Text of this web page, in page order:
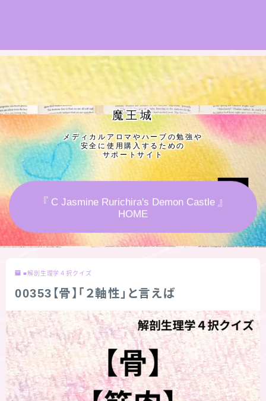
公式ウェブサイト『Botanical Study』
Cジャスミン瑠璃地楽の主な活動先リンク集
プロフィール
アロマハーブアンケート
おすすめ商品＆レビュー
★スペシャルアロマハーブ４択クイズ (kindle出
お問い合わせ
サイトマップ
魔王城
メディカルアロマやハーブの勉強や
安全に使用購入するための
サポートサイト
『 C Jasmine Rurichira's Demon Castle 』
HOME
■解剖生理学４択クイズ
00353【骨】「２軸性」と言えば